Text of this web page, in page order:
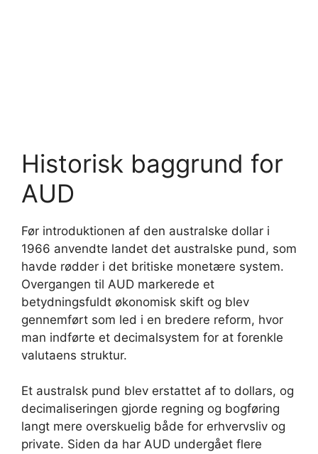
Historisk baggrund for
AUD
Før introduktionen af den australske dollar i
1966 anvendte landet det australske pund, som
havde rødder i det britiske monetære system.
Overgangen til AUD markerede et
betydningsfuldt økonomisk skift og blev
gennemført som led i en bredere reform, hvor
man indførte et decimalsystem for at forenkle
valutaens struktur.
Et australsk pund blev erstattet af to dollars, og
decimaliseringen gjorde regning og bogføring
langt mere overskuelig både for erhvervsliv og
private. Siden da har AUD undergået flere